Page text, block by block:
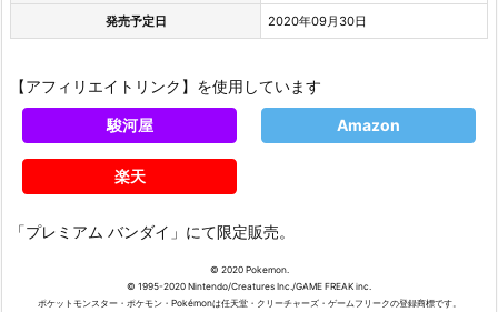
発売予定日 2020年09月30日
【アフィリエイトリンク】を使用しています
駿河屋 Amazon
楽天
「プレミアム バンダイ」にて限定販売。
© 2020 Pokemon.
© 1995-2020 Nintendo/Creatures Inc./GAME FREAK inc.
ポケットモンスター・ポケモン・Pokémonは任天堂・クリーチャーズ・ゲームフリークの登録商標です。